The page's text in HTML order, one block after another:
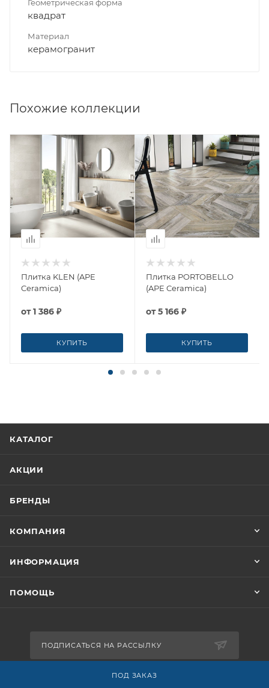
ПОД ЗАКАЗ
Геометрическая форма
квадрат
Материал
керамогранит
Похожие коллекции
Плитка KLEN (APE
Ceramica)
от1 386 ₽
КУПИТЬ
Плитка PORTOBELLO
(APE Ceramica)
от5 166 ₽
КУПИТЬ
КАТАЛОГ
АКЦИИ
БРЕНДЫ
КОМПАНИЯ
ИНФОРМАЦИЯ
ПОМОЩЬ
ПОДПИСАТЬСЯ НА РАССЫЛКУ